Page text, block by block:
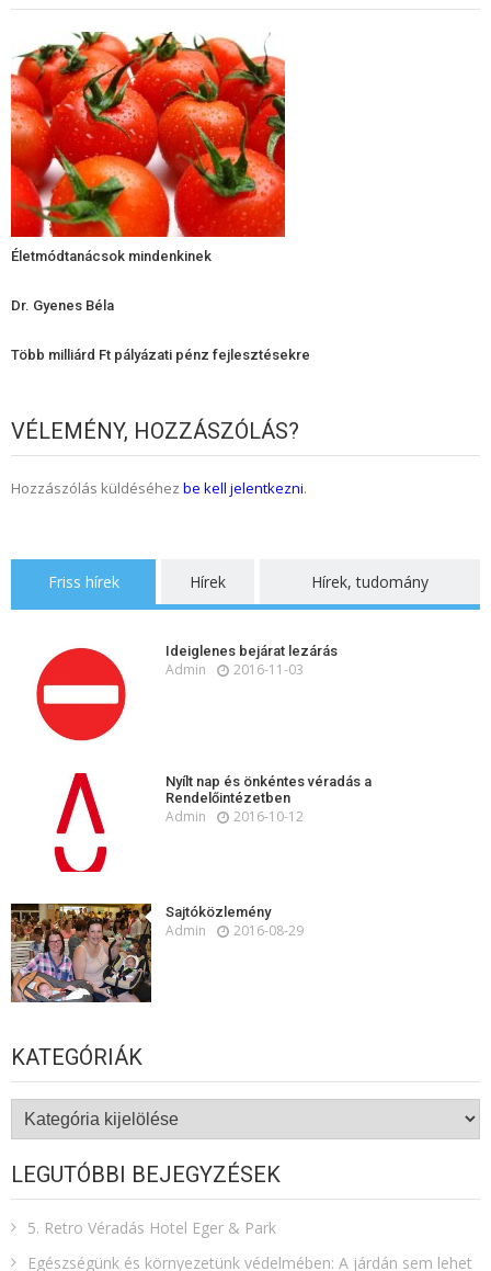
Életmódtanácsok mindenkinek
Dr. Gyenes Béla
Több milliárd Ft pályázati pénz fejlesztésekre
VÉLEMÉNY, HOZZÁSZÓLÁS?
Hozzászólás küldéséhez be kell jelentkezni.
Friss hírek Hírek Hírek, tudomány
Ideiglenes bejárat lezárás
Admin 2016-11-03
Nyílt nap és önkéntes véradás a
Rendelőintézetben
Admin 2016-10-12
Sajtóközlemény
Admin 2016-08-29
KATEGÓRIÁK
Kategóriák
LEGUTÓBBI BEJEGYZÉSEK
5. Retro Véradás Hotel Eger & Park
Egészségünk és környezetünk védelmében: A járdán sem lehet